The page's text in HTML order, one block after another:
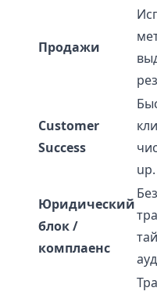
Продажи
Customer
Success
up.
Юридический
блок /
комплаенс